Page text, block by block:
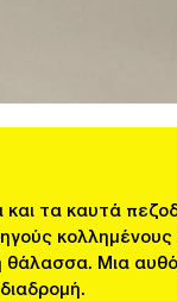
τα καυτά
κολλημένους
θάλασσα. Μια